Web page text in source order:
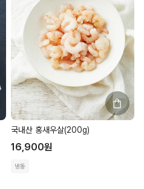
국내산 홍새우살(200g)
16,900원
냉동